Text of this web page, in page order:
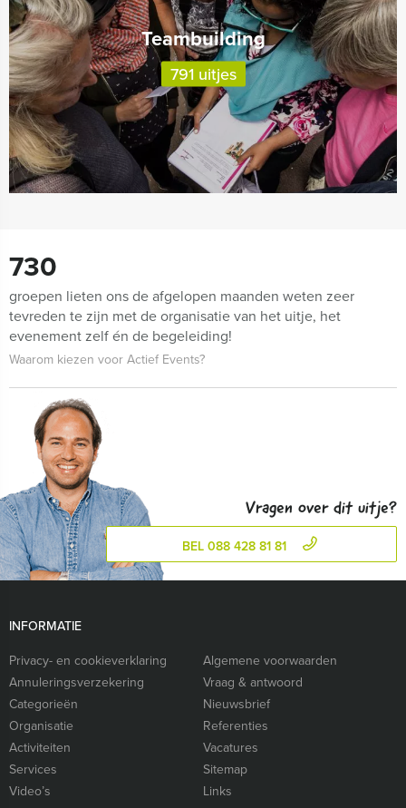
Teambuilding
791 uitjes
730
groepen lieten ons de afgelopen maanden weten zeer
tevreden te zijn met de organisatie van het uitje, het
evenement zelf én de begeleiding!
Waarom kiezen voor Actief Events?
Vragen over dit uitje?
BEL 088 428 81 81
INFORMATIE
Privacy- en cookieverklaring
Algemene voorwaarden
Annuleringsverzekering
Vraag & antwoord
Categorieën
Nieuwsbrief
Organisatie
Referenties
Activiteiten
Vacatures
Services
Sitemap
Video’s
Links